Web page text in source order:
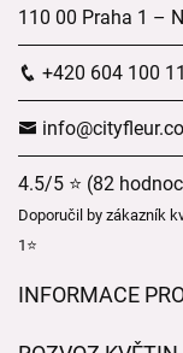
110 00 Praha 1 –
+420 604 100
4.5/5 ⭐ (82
Doporučil by zákazník
1⭐
INFORMACE